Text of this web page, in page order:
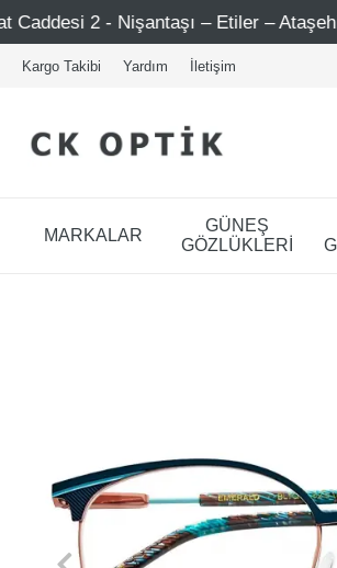
– Etiler – Ataşehir Şimdi Üye
Kargo Takibi Yardım İletişim
MARKALAR
GÜNEŞ
GÖZLÜKLERİ